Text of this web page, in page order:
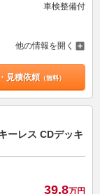
車検整備付
他の情報を開く
見積依頼（無料）
ーレス CDデッキ
39.8万円